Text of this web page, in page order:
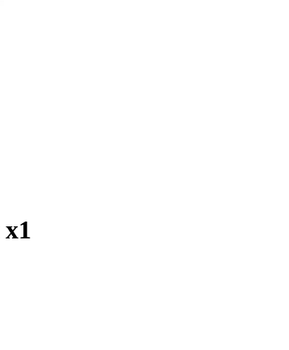
x1